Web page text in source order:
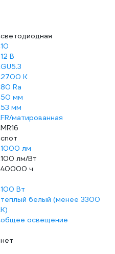
светодиодная
10
12 В
GU5.3
2700 К
80 Ra
50 мм
53 мм
FR/матированная
MR16
спот
1000 лм
100 лм/Вт
40000 ч
100 Вт
теплый белый (менее 3300
К)
общее освещение
нет